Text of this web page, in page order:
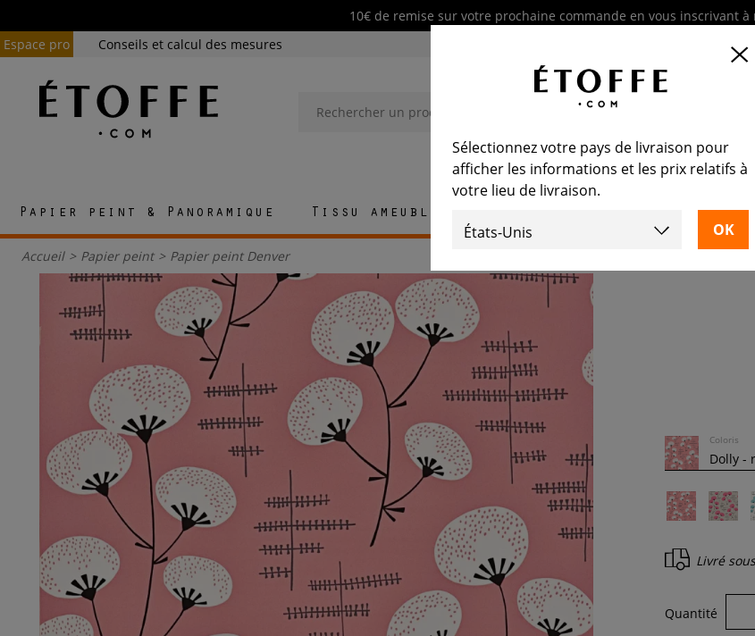
10€ de remise sur votre prochaine commande en vous inscrivant
Espace pro
Conseils et calcul des mesures
Papier peint & Panoramique Tissu ameublement
Accueil > Papier peint > Papier peint Denver
Coloris
Livré
Quantité
Sélectionnez votre pays de livraison pour
afficher les informations et les prix relatifs à
votre lieu de livraison.